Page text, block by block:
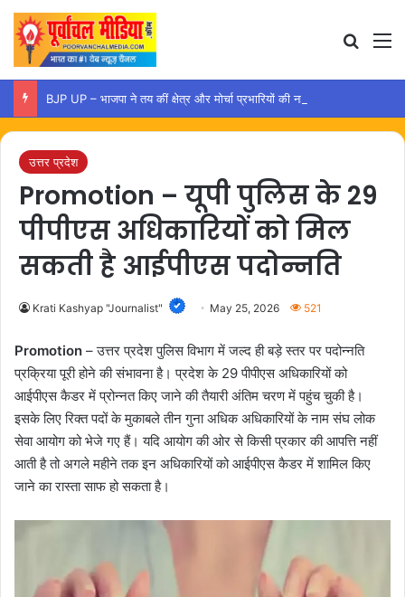
BJP UP – भाजपा ने तय कीं क्षेत्र और मोर्चा प्रभारियों की नई जिम्मेदारियां
उत्तर प्रदेश
Promotion – यूपी पुलिस के 29
पीपीएस अधिकारियों को मिल
सकती है आईपीएस पदोन्नति
Krati Kashyap "Journalist" May 25, 2026 521
Promotion – उत्तर प्रदेश पुलिस विभाग में जल्द ही बड़े स्तर पर पदोन्नति
प्रक्रिया पूरी होने की संभावना है। प्रदेश के 29 पीपीएस अधिकारियों को
आईपीएस कैडर में प्रोन्नत किए जाने की तैयारी अंतिम चरण में पहुंच चुकी है।
इसके लिए रिक्त पदों के मुकाबले तीन गुना अधिक अधिकारियों के नाम संघ लोक
सेवा आयोग को भेजे गए हैं। यदि आयोग की ओर से किसी प्रकार की आपत्ति नहीं
आती है तो अगले महीने तक इन अधिकारियों को आईपीएस कैडर में शामिल किए
जाने का रास्ता साफ हो सकता है।